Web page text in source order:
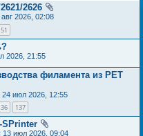
2626
2026, 02:08
51
2026, 21:55
филамента из PET
24 июл 2026, 12:55
137
SPrinter
13 июл 2026, 09:04